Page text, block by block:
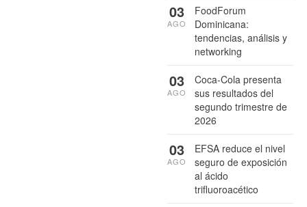
FoodForum
Dominicana:
tendencias, análisis y
networking
03
AGO
Coca-Cola presenta
sus resultados del
segundo trimestre de
2026
03
AGO
EFSA reduce el nivel
seguro de exposición
al ácido
trifluoroacético
03
AGO